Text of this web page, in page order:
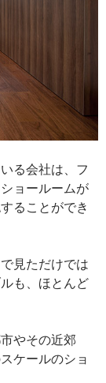
る会社は、フ
ョールームが
ることができ
見ただけでは
も、ほとんど
やその近郊
ケールのショ